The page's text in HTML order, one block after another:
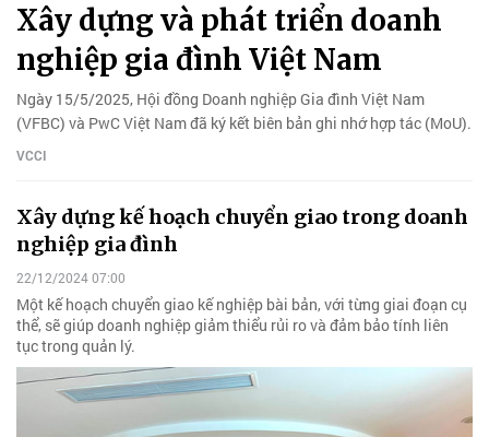
Xây dựng và phát triển doanh
nghiệp gia đình Việt Nam
Ngày 15/5/2025, Hội đồng Doanh nghiệp Gia đình Việt Nam
(VFBC) và PwC Việt Nam đã ký kết biên bản ghi nhớ hợp tác (MoU).
VCCI
Xây dựng kế hoạch chuyển giao trong doanh
nghiệp gia đình
22/12/2024 07:00
Một kế hoạch chuyển giao kế nghiệp bài bản, với từng giai đoạn cụ
thể, sẽ giúp doanh nghiệp giảm thiểu rủi ro và đảm bảo tính liên
tục trong quản lý.